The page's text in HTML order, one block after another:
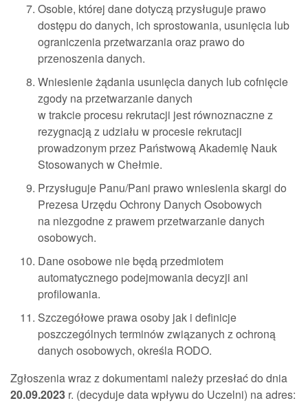
Osobie, której dane dotyczą przysługuje prawo
dostępu do danych, ich sprostowania, usunięcia lub
ograniczenia przetwarzania oraz prawo do
przenoszenia danych.
Wniesienie żądania usunięcia danych lub cofnięcie
zgody na przetwarzanie danych
w trakcie procesu rekrutacji jest równoznaczne z
rezygnacją z udziału w procesie rekrutacji
prowadzonym przez Państwową Akademię Nauk
Stosowanych w Chełmie.
Przysługuje Panu/Pani prawo wniesienia skargi do
Prezesa Urzędu Ochrony Danych Osobowych
na niezgodne z prawem przetwarzanie danych
osobowych.
Dane osobowe nie będą przedmiotem
automatycznego podejmowania decyzji ani
profilowania.
Szczegółowe prawa osoby jak i definicje
poszczególnych terminów związanych z ochroną
danych osobowych, określa RODO.
Zgłoszenia wraz z dokumentami należy przesłać do dnia
20.09.2023 r. (decyduje data wpływu do Uczelni) na adres: